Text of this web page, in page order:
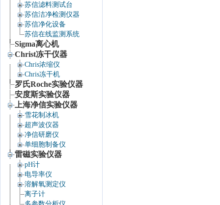
苏信滤料测试台
苏信洁净检测仪器
苏信净化设备
苏信在线监测系统
Sigma离心机
Christ冻干仪器
Chris浓缩仪
Chris冻干机
罗氏Roche实验仪器
安度斯实验仪器
上海净信实验仪器
雪花制冰机
超声波仪器
净信研磨仪
单细胞制备仪
雷磁实验仪器
pH计
电导率仪
溶解氧测定仪
离子计